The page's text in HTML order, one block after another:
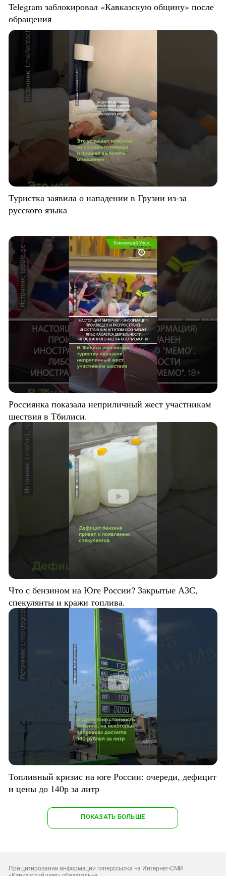
Telegram заблокировал «Кавказскую общину» после
обращения
Туристка заявила о нападении в Грузии из-за
русского языка
Россиянка показала неприличный жест участникам
шествия в Тбилиси.
Что с бензином на Юге России? Закрытые АЗС,
спекулянты и кражи топлива.
Топливный кризис на юге России: очереди, дефицит
и цены до 140р за литр
ПОКАЗАТЬ БОЛЬШЕ
При цитировании информации гиперссылка на Интернет-СМИ